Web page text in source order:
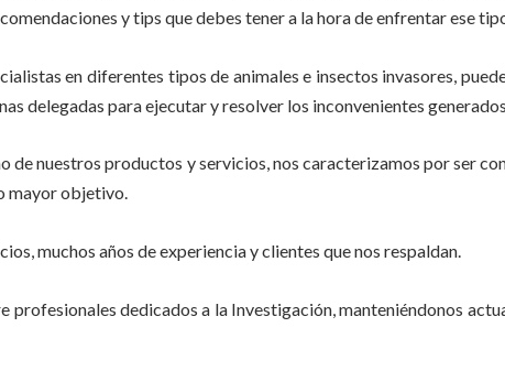
y tips que debes tener a la hora de enfrentar ese
en diferentes tipos de animales e insectos invasores,
delegadas para ejecutar y resolver los inconvenientes
nuestros productos y servicios, nos caracterizamos por ser
mayor objetivo.
muchos años de experiencia y clientes que nos respaldan.
profesionales dedicados a la Investigación, manteniéndonos